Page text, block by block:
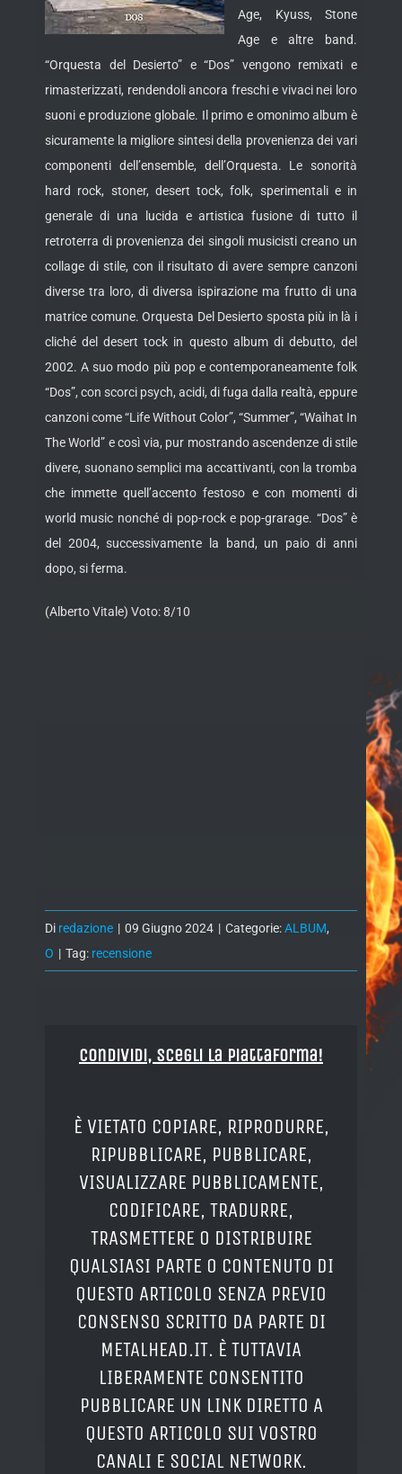
Age, Kyuss, Stone
Age e altre band.
“Orquesta del Desierto” e “Dos” vengono remixati e
rimasterizzati, rendendoli ancora freschi e vivaci nei loro
suoni e produzione globale. Il primo e omonimo album è
sicuramente la migliore sintesi della provenienza dei vari
componenti dell’ensemble, dell’Orquesta. Le sonorità
hard rock, stoner, desert tock, folk, sperimentali e in
generale di una lucida e artistica fusione di tutto il
retroterra di provenienza dei singoli musicisti creano un
collage di stile, con il risultato di avere sempre canzoni
diverse tra loro, di diversa ispirazione ma frutto di una
matrice comune. Orquesta Del Desierto sposta più in là i
cliché del desert tock in questo album di debutto, del
2002. A suo modo più pop e contemporaneamente folk
“Dos”, con scorci psych, acidi, di fuga dalla realtà, eppure
canzoni come “Life Without Color”, “Summer”, “Waìhat In
The World” e così via, pur mostrando ascendenze di stile
divere, suonano semplici ma accattivanti, con la tromba
che immette quell’accento festoso e con momenti di
world music nonché di pop-rock e pop-grarage. “Dos” è
del 2004, successivamente la band, un paio di anni
dopo, si ferma.
(Alberto Vitale) Voto: 8/10
Di redazione | 09 Giugno 2024 | Categorie:ALBUM,
O | Tag: recensione
Condividi, Scegli la piattaforma!
È VIETATO COPIARE, RIPRODURRE,
RIPUBBLICARE, PUBBLICARE,
VISUALIZZARE PUBBLICAMENTE,
CODIFICARE, TRADURRE,
TRASMETTERE O DISTRIBUIRE
QUALSIASI PARTE O CONTENUTO DI
QUESTO ARTICOLO SENZA PREVIO
CONSENSO SCRITTO DA PARTE DI
METALHEAD.IT. È TUTTAVIA
LIBERAMENTE CONSENTITO
PUBBLICARE UN LINK DIRETTO A
QUESTO ARTICOLO SUI VOSTRO
CANALI E SOCIAL NETWORK.